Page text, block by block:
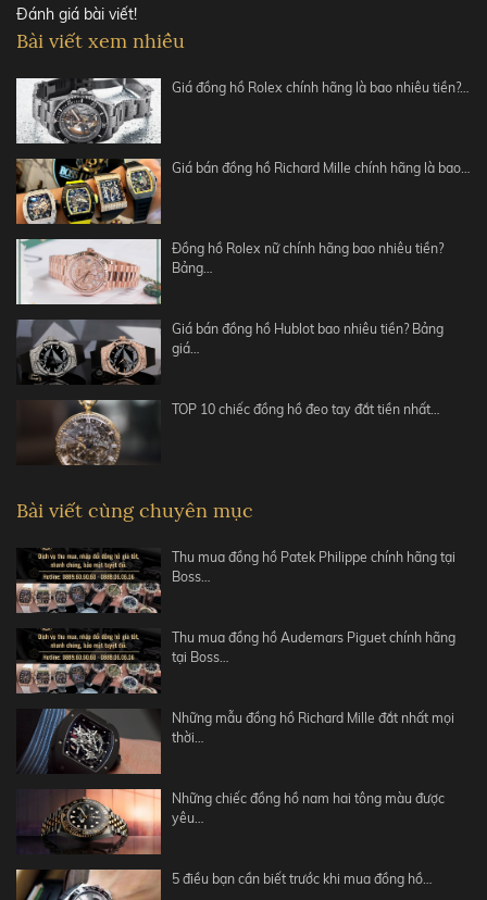
Đánh giá bài viết!
Bài viết xem nhiều
Giá đồng hồ Rolex chính hãng là bao nhiêu tiền?…
Giá bán đồng hồ Richard Mille chính hãng là bao…
Đồng hồ Rolex nữ chính hãng bao nhiêu tiền?
Bảng…
Giá bán đồng hồ Hublot bao nhiêu tiền? Bảng
giá…
TOP 10 chiếc đồng hồ đeo tay đắt tiền nhất…
Bài viết cùng chuyên mục
Thu mua đồng hồ Patek Philippe chính hãng tại
Boss…
Thu mua đồng hồ Audemars Piguet chính hãng
tại Boss…
Những mẫu đồng hồ Richard Mille đắt nhất mọi
thời…
Những chiếc đồng hồ nam hai tông màu được
yêu…
5 điều bạn cần biết trước khi mua đồng hồ…